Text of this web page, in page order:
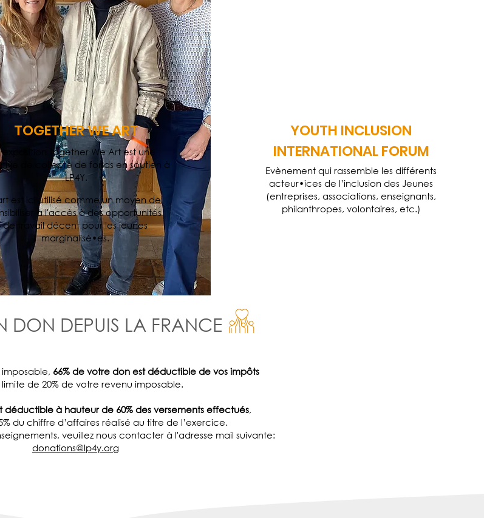
TOGETHER WE ART
Together We Art est une
de collecte de fonds en soutien à
LP4Y.
est ici utilisé comme un moyen de
à l'accès à des opportunités
de travail décent pour les jeunes
marginalisé•es.
YOUTH INCLUSION
INTERNATIONAL FORUM
Evènement qui rassemble les différents
acteur•ices de l’inclusion des Jeunes
(entreprises, associations, enseignants,
philanthropes, volontaires, etc.)
DON DEPUIS LA FRANCE
imposable, 66% de votre don est déductible de vos impôts
de 20% de votre revenu imposable.​
déductible à hauteur de 60% des versements effectués,
du chiffre d’affaires réalisé au titre de l’exercice.
veuillez nous contacter à l'adresse mail suivante:
donations@lp4y.org